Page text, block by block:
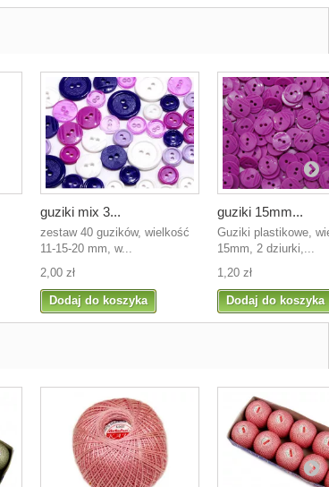
guziki mix 3...
zestaw 40 guzików, wielkość
11-15-20 mm, w...
2,00 zł
Dodaj do koszyka
guziki 15mm...
Guziki plastikowe,
15mm, 2 dziurki,...
1,20 zł
Dodaj do koszyka